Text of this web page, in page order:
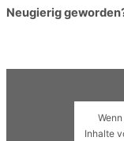
Neugierig
Inhalte